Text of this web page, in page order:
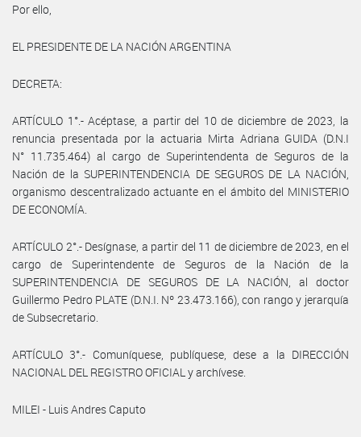
Por ello,
EL PRESIDENTE DE LA NACIÓN ARGENTINA
DECRETA:
ARTÍCULO 1°.- Acéptase, a partir del 10 de diciembre de 2023, la
renuncia presentada por la actuaria Mirta Adriana GUIDA (D.N.I
N° 11.735.464) al cargo de Superintendenta de Seguros de la
Nación de la SUPERINTENDENCIA DE SEGUROS DE LA NACIÓN,
organismo descentralizado actuante en el ámbito del MINISTERIO
DE ECONOMÍA.
ARTÍCULO 2°.- Desígnase, a partir del 11 de diciembre de 2023, en el
cargo de Superintendente de Seguros de la Nación de la
SUPERINTENDENCIA DE SEGUROS DE LA NACIÓN, al doctor
Guillermo Pedro PLATE (D.N.I. Nº 23.473.166), con rango y jerarquía
de Subsecretario.
ARTÍCULO 3°.- Comuníquese, publíquese, dese a la DIRECCIÓN
NACIONAL DEL REGISTRO OFICIAL y archívese.
MILEI - Luis Andres Caputo